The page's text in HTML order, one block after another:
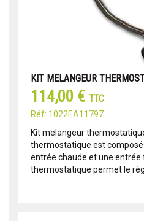
KIT MELANGEUR
114,00 € TTC
Réf: 1022EA11797
Kit melangeur
thermostatique est composé
entrée chaude et une entrée
thermostatique permet le